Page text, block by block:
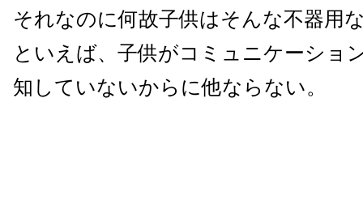
それなのに何故子供はそんな不器用
といえば、子供がコミュニケーショ
知していないからに他ならない。